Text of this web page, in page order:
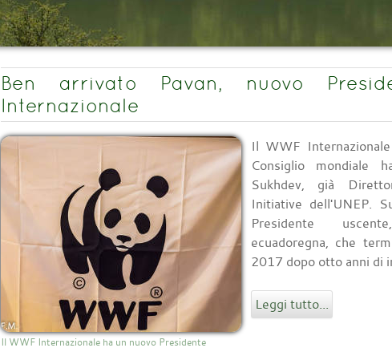
Ben arrivato Pavan, nuovo
Internazionale
Il WWF Internazionale ha un nuovo Presidente
Il WWF
Consiglio mondiale
Sukhdev, già
Initiative dell'UNEP.
Presidente
ecuadoregna, che
2017 dopo otto anni di
Leggi tutto...